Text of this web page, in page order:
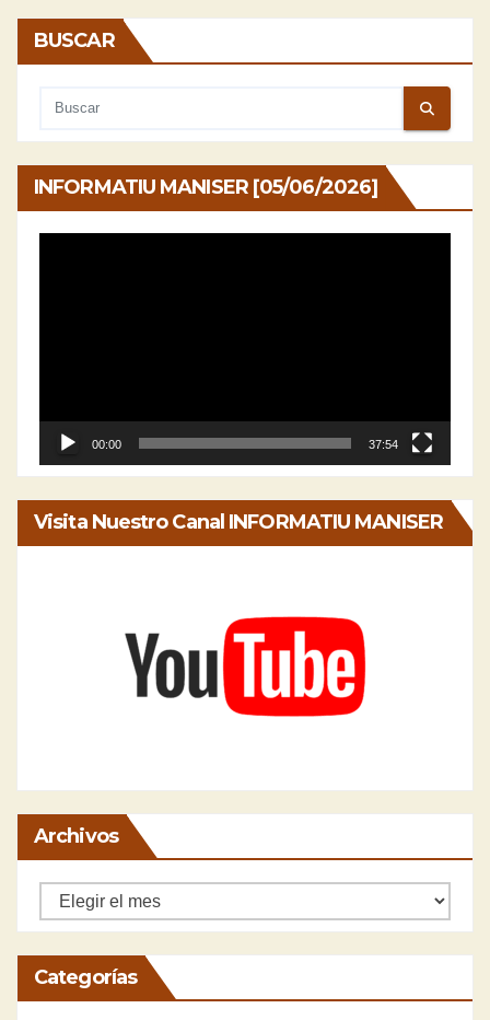
BUSCAR
INFORMATIU MANISER [05/06/2026]
00:00 37:54
Visita Nuestro Canal INFORMATIU MANISER
Archivos
Archivos
Categorías